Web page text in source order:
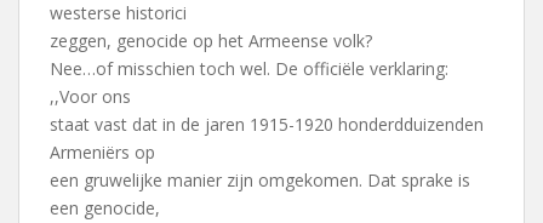
westerse historici
zeggen, genocide op het Armeense volk?
Nee…of misschien toch wel. De officiële verklaring:
,,Voor ons
staat vast dat in de jaren 1915-1920 honderdduizenden
Armeniërs op
een gruwelijke manier zijn omgekomen. Dat sprake is
een genocide,